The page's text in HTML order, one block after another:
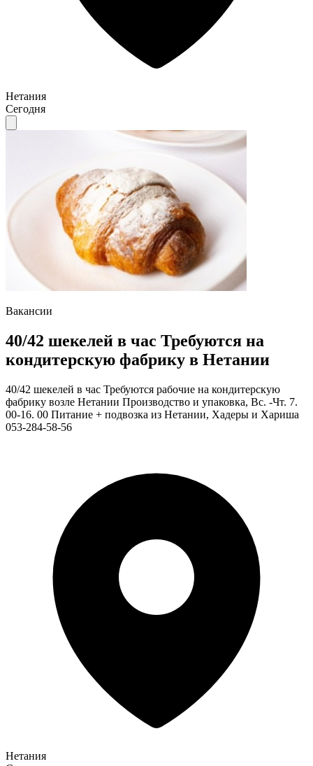
Нетания
Сегодня
Вакансии
40/42 шекелей в час Требуются на
кондитерскую фабрику в Нетании
40/42 шекелей в час Требуются рабочие на кондитерскую
фабрику возле Нетании Производство и упаковка, Вс. -Чт. 7.
00-16. 00 Питание + подвозка из Нетании, Хадеры и Хариша
053-284-58-56
Нетания